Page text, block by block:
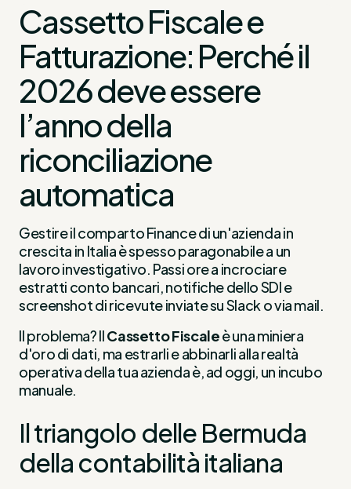
Cassetto Fiscale e
Fatturazione: Perché il
2026 deve essere
l’anno della
riconciliazione
automatica
Gestire il comparto Finance di un'azienda in
crescita in Italia è spesso paragonabile a un
lavoro investigativo. Passi ore a incrociare
estratti conto bancari, notifiche dello SDI e
screenshot di ricevute inviate su Slack o via mail.
Il problema? IlCassetto Fiscaleè una miniera
d'oro di dati, ma estrarli e abbinarli alla realtà
operativa della tua azienda è, ad oggi, un incubo
manuale.
Il triangolo delle Bermuda
della contabilità italiana